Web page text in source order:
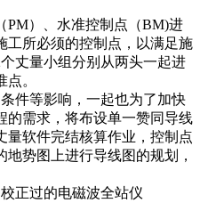
）、水准控制点（BM)进
工所必须的控制点，以满足施
丈量小组分别从两头一起进
。
等影响，一起也为了加快
的需求，将布设单一赞同导线
量软件完结核算作业，控制点
势图上进行导线图的规划，
正过的电磁波全站仪